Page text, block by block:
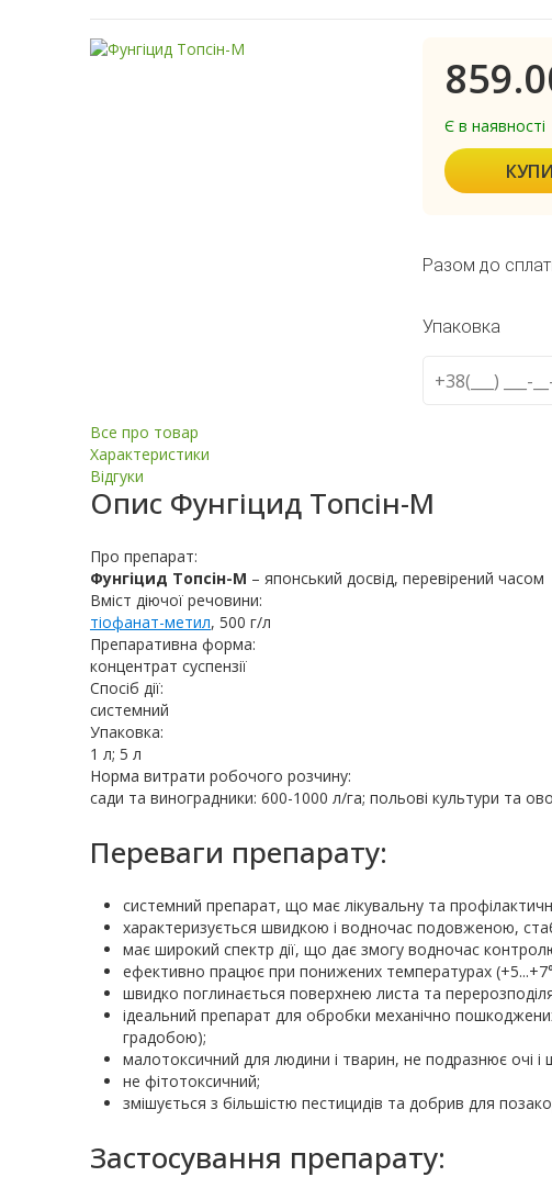
Є в наявності
Разом до
Упаковка
Все про товар
Характеристики
Відгуки
Опис Фунгіцид Топсін-М
Про препарат:
Фунгіцид Топсін-М – японський досвід, перевірений часом
Вміст діючої речовини:
тіофанат-метил, 500 г/л
Препаративна форма:
концентрат суспензії
Спосіб дії:
системний
Упаковка:
1 л; 5 л
Норма витрати робочого розчину:
сади та виноградники: 600-1000 л/га; польові культури та
Переваги препарату:
системний препарат, що має лікувальну та
характеризується швидкою і водночас подовженою,
має широкий спектр дії, що дає змогу водночас
ефективно працює при понижених температурах
швидко поглинається поверхнею листа та
ідеальний препарат для обробки механічно
градобою);
малотоксичний для людини і тварин, не подразнює очі і
не фітотоксичний;
змішується з більшістю пестицидів та добрив для
Застосування препарату: